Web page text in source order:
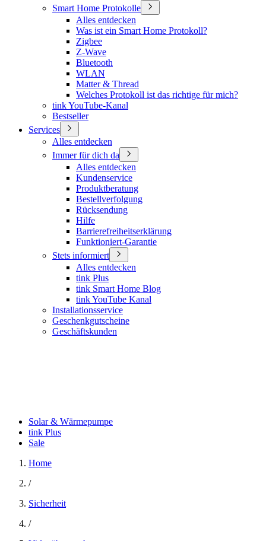
Smart Home Protokolle
Alles entdecken
Was ist ein Smart Home Protokoll?
Zigbee
Z-Wave
Bluetooth
WLAN
Matter & Thread
Welches Protokoll ist das richtige für mich?
tink YouTube-Kanal
Bestseller
Services
Alles entdecken
Immer für dich da
Alles entdecken
Kundenservice
Produktberatung
Bestellverfolgung
Rücksendung
Hilfe
Barrierefreiheitserklärung
Funktioniert-Garantie
Stets informiert
Alles entdecken
tink Plus
tink Smart Home Blog
tink YouTube Kanal
Installationsservice
Geschenkgutscheine
Geschäftskunden
Solar & Wärmepumpe
tink Plus
Sale
Home
/
Sicherheit
/